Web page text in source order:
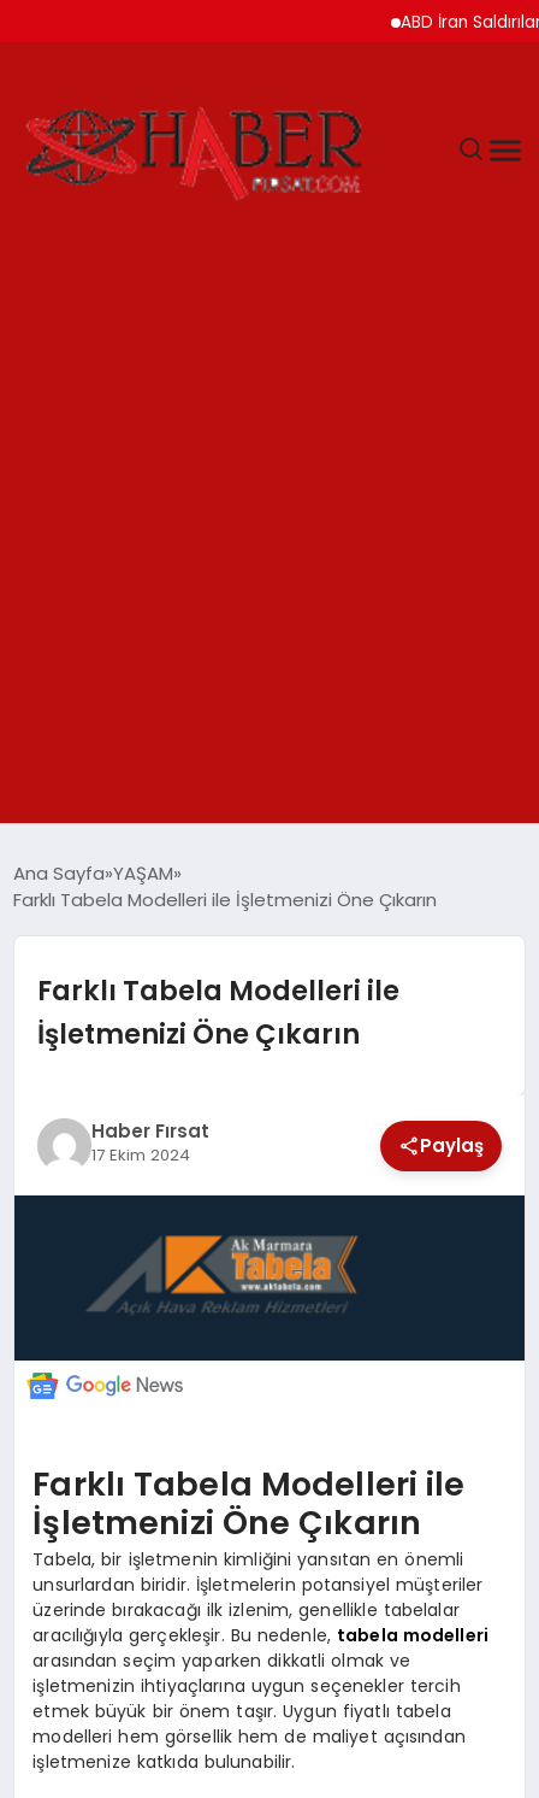
ABD İran Saldırılarını
YAŞAM
TEKNOLOJİ
EKONOMİ
Ana Sayfa YAŞAM
Farklı Tabela Modelleri ile İşletmenizi Öne Çıkarın
Farklı Tabela Modelleri ile
İşletmenizi Öne Çıkarın
Haber Fırsat
17 Ekim 2024 Paylaş
Farklı Tabela Modelleri ile
İşletmenizi Öne Çıkarın
Tabela, bir işletmenin kimliğini yansıtan en önemli
unsurlardan biridir. İşletmelerin potansiyel müşteriler
üzerinde bırakacağı ilk izlenim, genellikle tabelalar
aracılığıyla gerçekleşir. Bu nedenle, tabela modelleri
arasından seçim yaparken dikkatli olmak ve
işletmenizin ihtiyaçlarına uygun seçenekler tercih
etmek büyük bir önem taşır. Uygun fiyatlı tabela
modelleri hem görsellik hem de maliyet açısından
işletmenize katkıda bulunabilir.